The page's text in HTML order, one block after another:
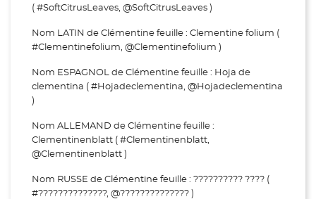
( #SoftCitrusLeaves, @SoftCitrusLeaves )
Nom LATIN de Clémentine feuille : Clementine folium (
#Clementinefolium, @Clementinefolium )
Nom ESPAGNOL de Clémentine feuille : Hoja de
clementina ( #Hojadeclementina, @Hojadeclementina
)
Nom ALLEMAND de Clémentine feuille :
Clementinenblatt ( #Clementinenblatt,
@Clementinenblatt )
Nom RUSSE de Clémentine feuille : ?????????? ???? (
#??????????????, @?????????????? )